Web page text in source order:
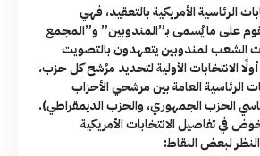
الرئاسية الأمريكية بالتعقيد، فهي
على ما يُسمى بـ”المندوبين” و”المجمع
الشعب لمندوبين يتعهدون بالتصويت
الانتخابات الأولية لتحديد مرُشح كل حزب،
الرئاسية العامة بين مرشحي الأحزاب
الحزب الجمهوري، والحزب الديمقراطي).
في تفاصيل الانتخابات الأمريكية
لبعض النقاط: